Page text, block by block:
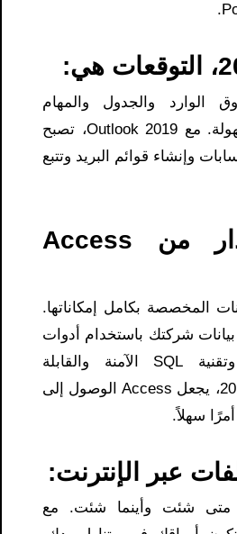
الوارد والجدول والمهام
وجهات الاتصال بسهولة. مع Outlook 2019، تصبح
وإنشاء قوائم البريد وتتبع
أحدث إصدار من Access
المخصصة بكامل إمكاناتها.
شركتك باستخدام أدوات
سهلة الاستخدام وتقنية SQL الآمنة والقابلة
للتطوير. في عام 2019، يجعل Access الوصول إلى
أمرًا سهلاً.
عبر الإنترنت:
متى شئت وأينما شئت. مع